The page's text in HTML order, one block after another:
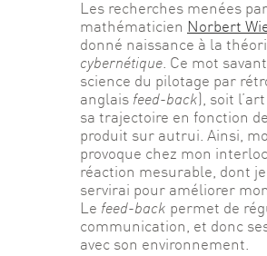
Les recherches menées
mathématicien Norbert
donné naissance à la
cybernétique . Ce mot
science du pilotage par
anglais feed-back), soit
sa trajectoire en fonction
produit sur autrui. Ainsi,
provoque chez mon
réaction mesurable, dont
servirai pour améliorer
Le feed-back permet de
communication, et donc
avec son environnement.